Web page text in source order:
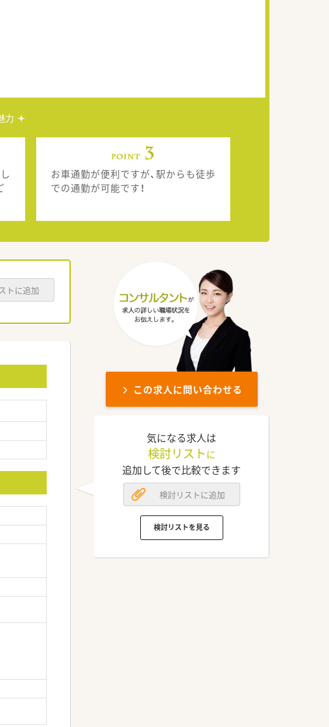
力
お車通勤が便利ですが、駅からも徒歩
での通勤が可能です！
トに追加
この求人に問い合わせる
気になる求人は
検討リスト に
追加して後で比較できます
検討リストに追加
検討リストを見る